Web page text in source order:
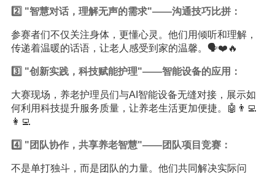
2️⃣ "智慧对话，理解无声的需求"——沟通技巧比拼：
参赛者们不仅关注身体，更懂心灵。他们用倾听和理解，
传递着温暖的话语，让老人感受到家的温馨。🗣️❤️️🔥
3️⃣ "创新实践，科技赋能护理"——智能设备的应用：
大赛现场，养老护理员们与AI智能设备无缝对接，展示如
何利用科技提升服务质量，让养老生活更加便捷。🤖👨‍💻
👩‍💻
4️⃣ "团队协作，共享养老智慧"——团队项目竞赛：
不是单打独斗，而是团队的力量。他们共同解决实际问